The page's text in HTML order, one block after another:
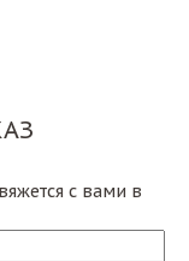
с вами в